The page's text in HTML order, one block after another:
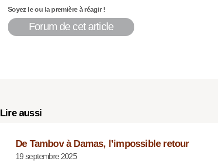
Soyez le ou la première à réagir !
Forum de cet article
Lire aussi
De Tambov à Damas, l’impossible retour
19 septembre 2025